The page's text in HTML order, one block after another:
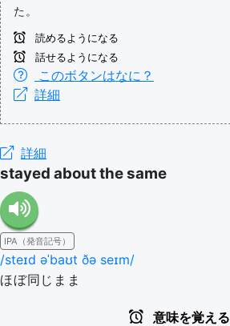
た。
読めるようになる
話せるようになる
このボタンはなに？
詳細
詳細
stayed about the same
IPA（発音記号）
/steɪd əˈbaʊt ðə seɪm/
ほぼ同じまま
意味を覚える